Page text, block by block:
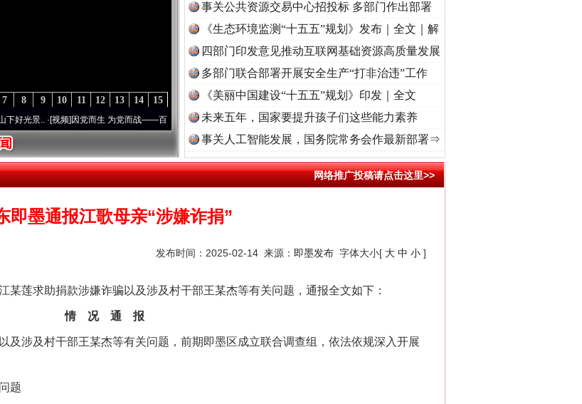
15
14
13
12
11
10
9
8
7
·[视频]因党而生 为党而战——百年“纪”事⑧加强纪律..·[视频]牢记初心使命 奋进复兴征程丨“转折之城”激荡..·[视频]
事关公共资源交易中心招投标 多部门作出部署
《生态环境监测“十五五”规划》发布｜全文｜解
读
四部门印发意见推动互联网基础资源高质量发展
多部门联合部署开展安全生产“打非治违”工作
《美丽中国建设“十五五”规划》印发｜全文
未来五年，国家要提升孩子们这些能力素养
事关人工智能发展，国务院常务会作最新部署⇒
网络推广投稿请点击这里>>
即墨通报江歌母亲“涉嫌诈捐”
发布时间：2025-02-14 来源： 即墨发布 字体大小[ 大 中 小 ]
莲求助捐款涉嫌诈骗以及涉及村干部王某杰等有关问题，通报全文如下：
情 况 通 报
涉及村干部王某杰等有关问题，前期即墨区成立联合调查组，依法依规深入开展
题